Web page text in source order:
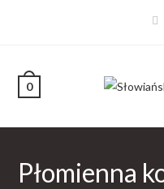
0
Płomienna